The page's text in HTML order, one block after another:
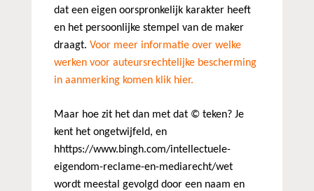
dat een eigen oorspronkelijk karakter heeft
en het persoonlijke stempel van de maker
draagt. Voor meer informatie over welke
werken voor auteursrechtelijke bescherming
in aanmerking komen klik hier.
Maar hoe zit het dan met dat © teken? Je
kent het ongetwijfeld, en
hhttps://www.bingh.com/intellectuele-
eigendom-reclame-en-mediarecht/wet
wordt meestal gevolgd door een naam en